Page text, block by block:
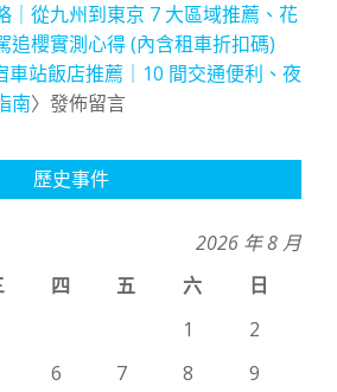
｜從九州到東京 7 大區域推薦、花
追櫻實測心得 (內含租車折扣碼)
車站飯店推薦｜10 間交通便利、夜
南〉發佈留言
歷史事件
2026 年 8 月
四 五 六
日
1
2
6 7 8
9